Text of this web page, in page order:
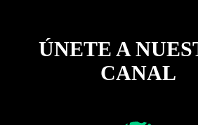
ÚNETE A
CANAL